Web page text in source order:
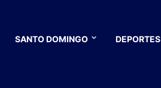
SANTO DOMINGO DEPORTES